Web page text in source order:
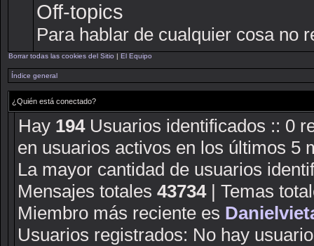
Off-topics
Para hablar de cualquier cosa no
Borrar todas las cookies del Sitio | El Equipo
Índice general
¿Quién está conectado?
Hay 194Usuarios identificados :: 0
en usuarios activos en los últimos 5
La mayor cantidad de usuarios
Mensajes totales 43734| Temas
Miembro más reciente es
Usuarios registrados: No hay